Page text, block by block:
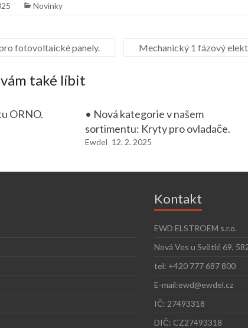
Novinky
fotovoltaické panely. Mechanický 1 fázový
také líbit
ORNO.
• Nová kategorie v našem
sortimentu: Kryty pro ovladače.
Ewdel 12. 2. 2025
Kontakt
EWD ELSTROEM s.r.o.
Nová Ves u Světlé 69,
tel: +420 777 687 800
E-mail:ewd@ewdel.cz
IČ: 27493318
DIČ: CZ27493318